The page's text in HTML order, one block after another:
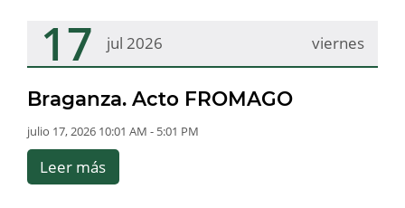
viernes
17 jul 2026
Braganza. Acto FROMAGO
julio 17, 2026 10:01 AM - 5:01 PM
Leer más